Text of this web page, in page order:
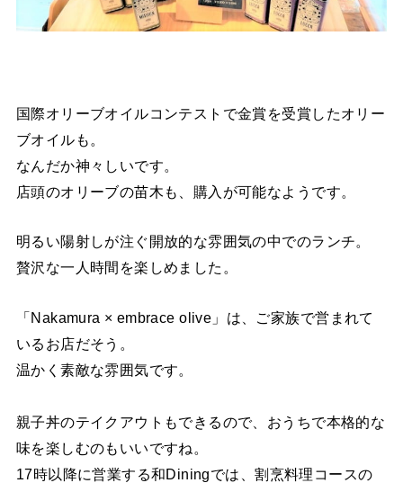
国際オリーブオイルコンテストで金賞を受賞したオリー
ブオイルも。
なんだか神々しいです。
店頭のオリーブの苗木も、購入が可能なようです。
明るい陽射しが注ぐ開放的な雰囲気の中でのランチ。
贅沢な一人時間を楽しめました。
「Nakamura × embrace olive」は、ご家族で営まれて
いるお店だそう。
温かく素敵な雰囲気です。
親子丼のテイクアウトもできるので、おうちで本格的な
味を楽しむのもいいですね。
17時以降に営業する和Diningでは、割烹料理コースの